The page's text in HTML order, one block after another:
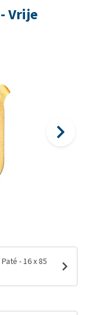
Vrije
- 16 x 85